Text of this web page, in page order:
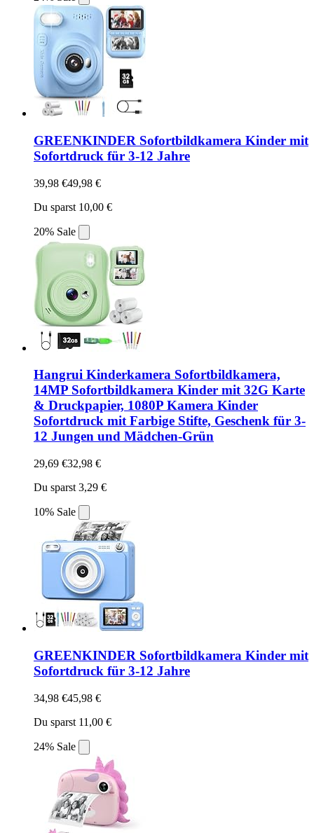
GREENKINDER Sofortbildkamera Kinder mit
Sofortdruck für 3-12 Jahre
39,98 €49,98 €
Du sparst 10,00 €
20% Sale
Hangrui Kinderkamera Sofortbildkamera,
14MP Sofortbildkamera Kinder mit 32G Karte
& Druckpapier, 1080P Kamera Kinder
Sofortdruck mit Farbige Stifte, Geschenk für 3-
12 Jungen und Mädchen-Grün
29,69 €32,98 €
Du sparst 3,29 €
10% Sale
GREENKINDER Sofortbildkamera Kinder mit
Sofortdruck für 3-12 Jahre
34,98 €45,98 €
Du sparst 11,00 €
24% Sale